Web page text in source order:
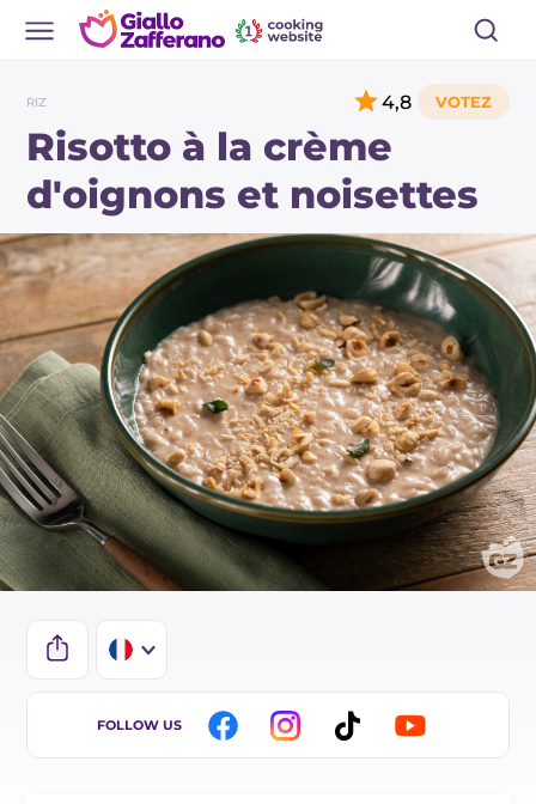
RIZ
Risotto à la crème
d'oignons et noisettes
4,8
IT
FOLLOW US